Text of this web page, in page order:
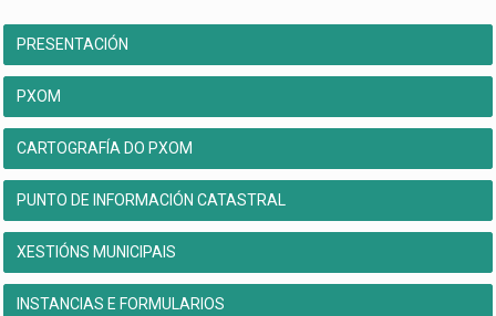
PRESENTACIÓN
PXOM
CARTOGRAFÍA DO PXOM
PUNTO DE INFORMACIÓN CATASTRAL
XESTIÓNS MUNICIPAIS
INSTANCIAS E FORMULARIOS